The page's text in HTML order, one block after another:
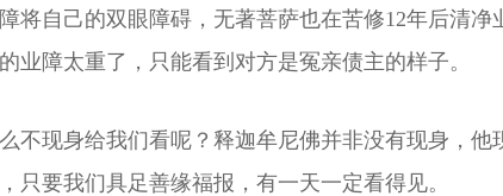
将自己的双眼障碍，无著菩萨也在苦修12年后清
业障太重了，只能看到对方是冤亲债主的样子。
不现身给我们看呢？释迦牟尼佛并非没有现身，
只要我们具足善缘福报，有一天一定看得见。